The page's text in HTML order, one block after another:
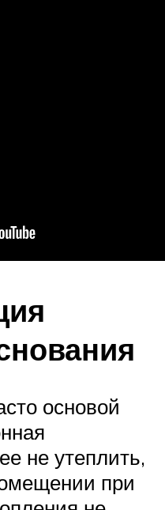
основой
не утеплить,
при